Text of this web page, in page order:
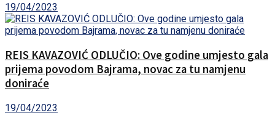
19/04/2023
REIS KAVAZOVIĆ ODLUČIO: Ove godine umjesto gala
prijema povodom Bajrama, novac za tu namjenu
doniraće
19/04/2023